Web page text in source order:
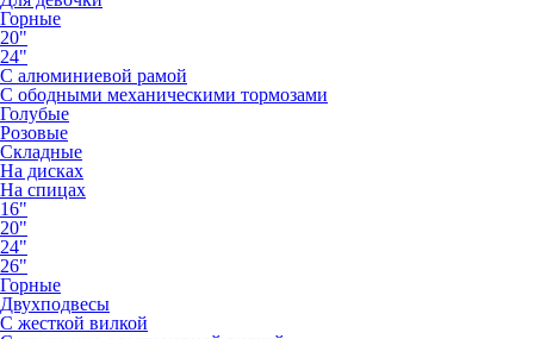
Горные
20"
24"
С алюминиевой рамой
С ободными механическими тормозами
Голубые
Розовые
Складные
На дисках
На спицах
16"
20"
24"
26"
Горные
Двухподвесы
С жесткой вилкой